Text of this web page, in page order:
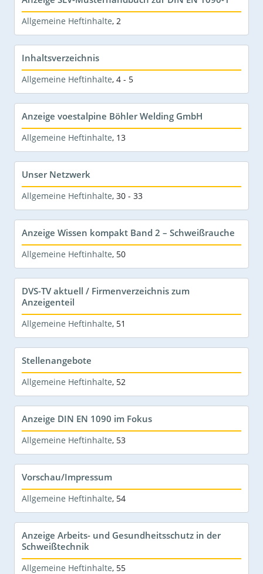
Allgemeine Heftinhalte, 2
Inhaltsverzeichnis
Allgemeine Heftinhalte, 4 - 5
Anzeige voestalpine Böhler Welding GmbH
Allgemeine Heftinhalte, 13
Unser Netzwerk
Allgemeine Heftinhalte, 30 - 33
Anzeige Wissen kompakt Band 2 – Schweißrauche
Allgemeine Heftinhalte, 50
DVS-TV aktuell / Firmenverzeichnis zum
Anzeigenteil
Allgemeine Heftinhalte, 51
Stellenangebote
Allgemeine Heftinhalte, 52
Anzeige DIN EN 1090 im Fokus
Allgemeine Heftinhalte, 53
Vorschau/Impressum
Allgemeine Heftinhalte, 54
Anzeige Arbeits- und Gesundheitsschutz in der
Schweißtechnik
Allgemeine Heftinhalte, 55